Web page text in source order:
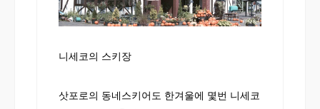
니세코의 스키장
삿포로의 동네스키어도 한겨울에 몇번 니세코